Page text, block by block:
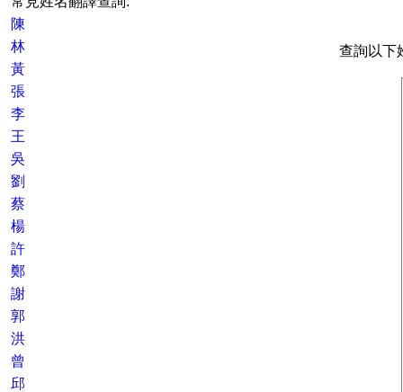
陳
林
黃
張
李
王
吳
劉
蔡
楊
許
鄭
謝
郭
洪
曾
邱
查詢以下